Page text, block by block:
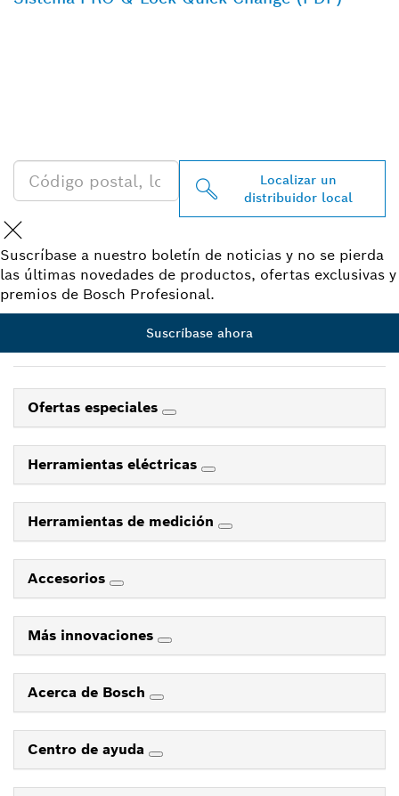
Localizar un
distribuidor local
Suscríbase a nuestro boletín de noticias y no se pierda
las últimas novedades de productos, ofertas exclusivas y
premios de Bosch Profesional.
Suscríbase ahora
Ofertas especiales
Herramientas eléctricas
Herramientas de medición
Accesorios
Más innovaciones
Acerca de Bosch
Centro de ayuda